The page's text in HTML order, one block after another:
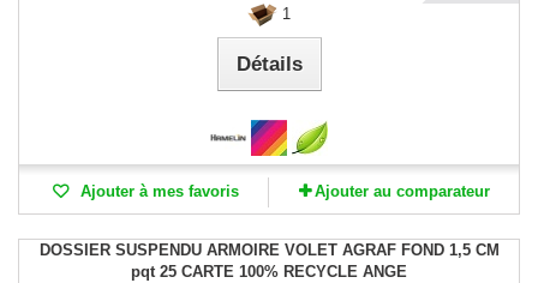
1
Détails
Ajouter à mes favoris Ajouter au comparateur
DOSSIER SUSPENDU ARMOIRE VOLET AGRAF FOND 1,5 CM
pqt 25 CARTE 100% RECYCLE ANGE